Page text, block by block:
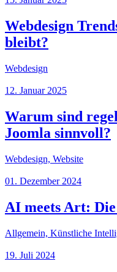
Webdesign
bleibt?
Webdesign
12. Januar 2025
Warum sind
Joomla sinnvoll?
Webdesign, Website
01. Dezember 2024
AI meets Art:
Allgemein, Künstliche
19. Juli 2024